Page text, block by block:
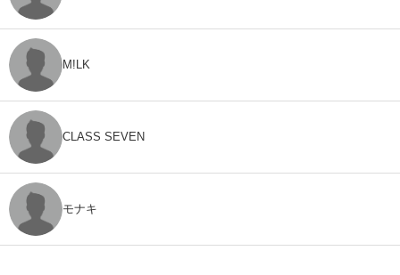
M!LK
CLASS SEVEN
モナキ